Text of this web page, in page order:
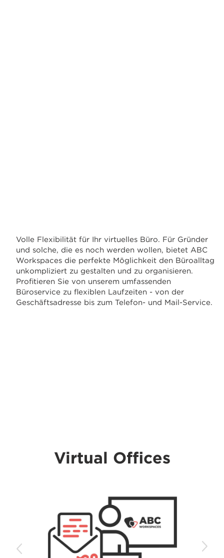
Volle Flexibilität für Ihr virtuelles Büro. Für Gründer
und solche, die es noch werden wollen, bietet ABC
Workspaces die perfekte Möglichkeit den Büroalltag
unkompliziert zu gestalten und zu organisieren.
Profitieren Sie von unserem umfassenden
Büroservice zu flexiblen Laufzeiten - von der
Geschäftsadresse bis zum Telefon- und Mail-Service.
Virtual Offices